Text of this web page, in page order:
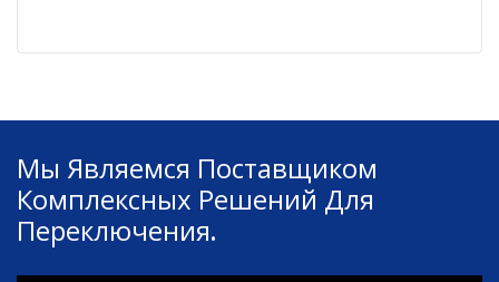
Мы Являемся Поставщиком
Комплексных Решений Для
Переключения.